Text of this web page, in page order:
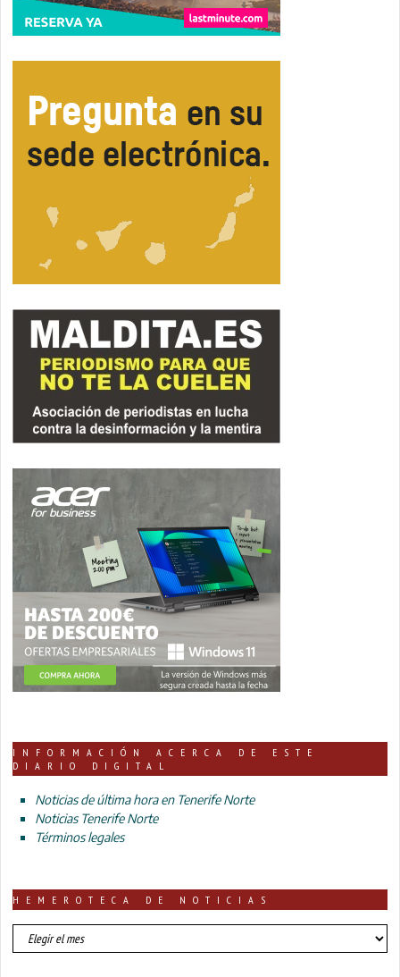
INFORMACIÓN ACERCA DE ESTE
DIARIO DIGITAL
Noticias de última hora en Tenerife Norte
Noticias Tenerife Norte
Términos legales
HEMEROTECA DE NOTICIAS
HEMEROTECA
DE